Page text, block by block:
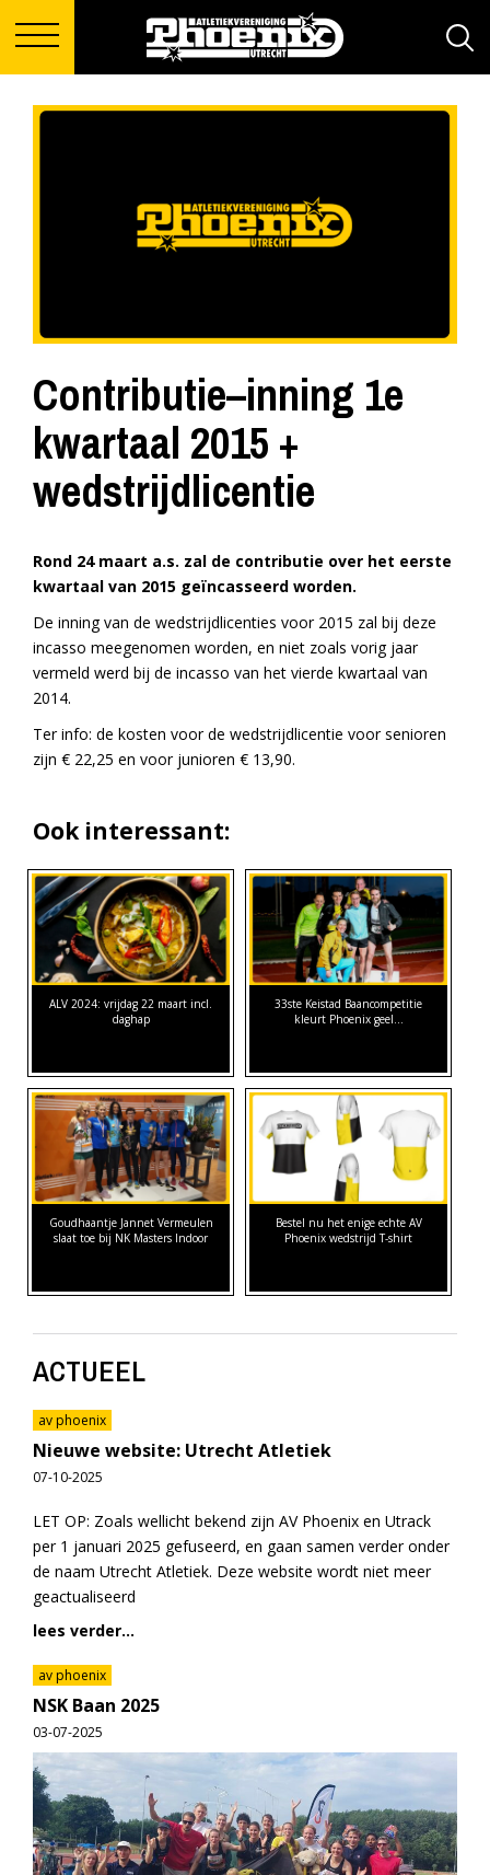
Contributie–inning 1e
kwartaal 2015 +
wedstrijdlicentie
Rond 24 maart a.s. zal de contributie over het eerste
kwartaal van 2015 geïncasseerd worden.
De inning van de wedstrijdlicenties voor 2015 zal bij deze
incasso meegenomen worden, en niet zoals vorig jaar
vermeld werd bij de incasso van het vierde kwartaal van
2014.
Ter info: de kosten voor de wedstrijdlicentie voor senioren
zijn € 22,25 en voor junioren € 13,90.
Ook interessant:
ALV 2024: vrijdag 22 maart incl.
daghap
33ste Keistad Baancompetitie
kleurt Phoenix geel…
Goudhaantje Jannet Vermeulen
slaat toe bij NK Masters Indoor
Bestel nu het enige echte AV
Phoenix wedstrijd T-shirt
ACTUEEL
av phoenix
Nieuwe website: Utrecht Atletiek
07-10-2025
LET OP: Zoals wellicht bekend zijn AV Phoenix en Utrack
per 1 januari 2025 gefuseerd, en gaan samen verder onder
de naam Utrecht Atletiek. Deze website wordt niet meer
geactualiseerd
lees verder...
av phoenix
NSK Baan 2025
03-07-2025